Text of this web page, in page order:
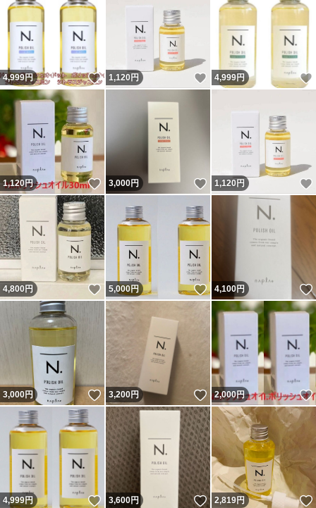
4,999円 いいね！
1,120 円 いいね！
4,999円
1,120円 いいね！
3,000円 いいね！
1,120 円
4,800円 いいね！
5,000円 いいね！
4,100円
3,000円 いいね！
3,200円 いいね！
2,000円
4,999円 いいね！
3,600円 いいね！
2,819円